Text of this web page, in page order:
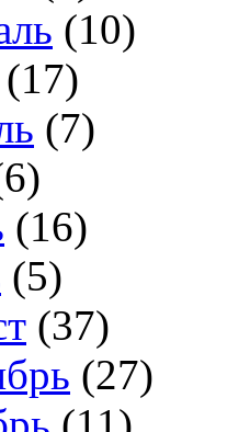
(10)
(17)
(7)
(16)
(5)
(37)
(27)